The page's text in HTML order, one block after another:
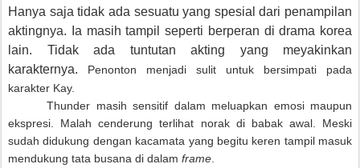
Hanya saja tidak ada sesuatu yang spesial dari penampilan
aktingnya. Ia masih tampil seperti berperan di drama korea
lain. Tidak ada tuntutan akting yang meyakinkan
karakternya.
Penonton menjadi sulit untuk bersimpati pada
karakter Kay.
Thunder masih sensitif dalam meluapkan emosi maupun
ekspresi. Malah cenderung terlihat norak di babak awal. Meski
sudah didukung dengan kacamata yang begitu keren tampil masuk
mendukung tata busana di dalam frame